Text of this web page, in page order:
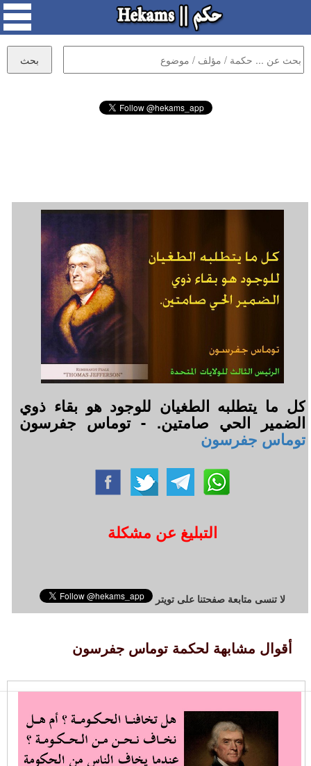
كل ما يتطلبه الطغيان للوجود هو بقاء ذوي
الضمير الحي صامتين. - توماس جفرسون
توماس جفرسون
التبليغ عن مشكلة
لا تنسى متابعة صفحتنا على تويتر
أقوال مشابهة لحكمة توماس جفرسون